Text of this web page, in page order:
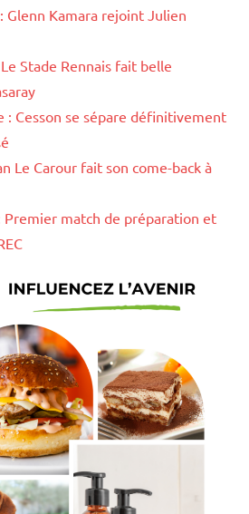
Glenn Kamara rejoint Julien
Stade Rennais fait belle
: Cesson se sépare définitivement
Le Carour fait son come-back à
Premier match de préparation et